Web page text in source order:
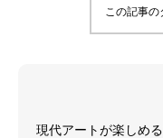
この記事
現代アートが楽しめ